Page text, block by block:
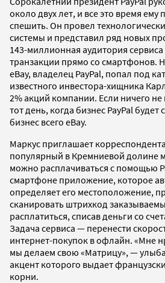
около двух лет, и все это время ему
спешить. Он провел
системы и представил ряд новых
143-миллионная аудитория
транзакции прямо со смартфонов.
eBay, владелец PayPal, попал под
известного инвестора-хищника
2% акций компании. Если ничего
тот день, когда бизнес PayPal
бизнес всего eBay.
Маркус приглашает
популярный в Кремниевой долине
можно расплачиваться с помощью
смартфоне приложение, которое
определяет его местоположение,
сканировать штрихкод
расплатиться, списав деньги со
Задача сервиса — перенести
интернет-покупок в офлайн. «Мне
мы делаем свою «Матрицу», —
акцент которого выдает
корни.